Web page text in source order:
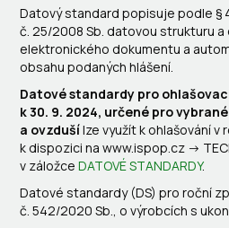
Datový standard popisuje podle §
č. 25/2008 Sb. datovou strukturu
elektronického dokumentu a
obsahu podaných hlášení.
Datové standardy pro
k 30. 9. 2024, určené pro
a ovzdušílze využít k ohlašování v
k dispozici na www.ispop.cz ->
v záložce DATOVÉ STANDARDY.
Datové standardy (DS) pro roční
č. 542/2020 Sb., o výrobcích s